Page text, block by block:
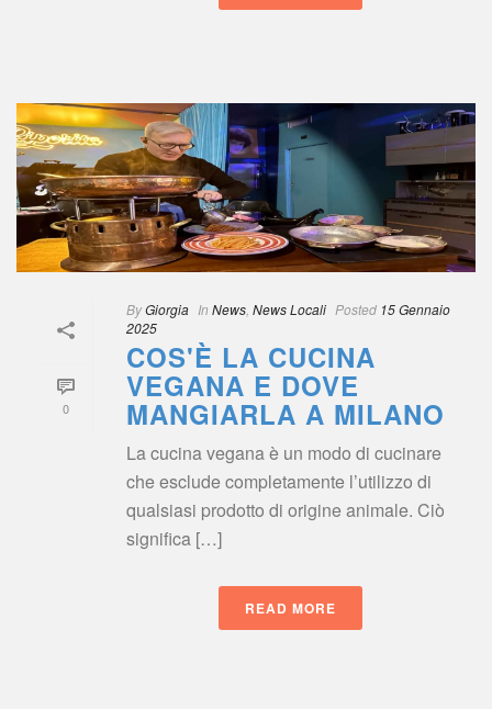
0
ByGiorgia In New News Locali Posted 15 Gennaio
2025
COS'È LA CUCINA
VEGANA E DOVE
MANGIARLA A MILANO
La cucina vegana è un modo di cucinare
che esclude completamente l’utilizzo di
qualsiasi prodotto di origine animale. Ciò
ignifica […]
READ MORE